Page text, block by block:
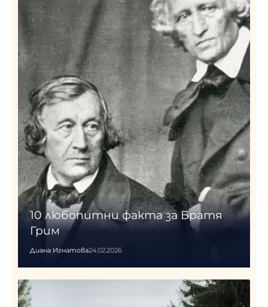
10 любопитни факта за Братя
Грим
Диана Игнатова24.02.2026